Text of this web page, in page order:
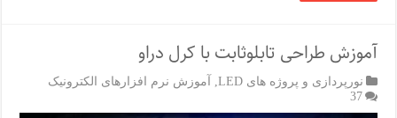
آموزش طراحی تابلوثابت با کرل دراو
نورپردازی و پروژه های LED
آموزش نرم افزارهای الکترونیک
37